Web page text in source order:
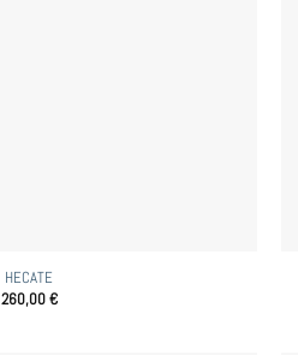
HECATE
260,00€